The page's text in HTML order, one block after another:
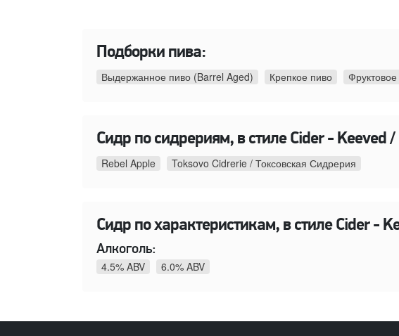
Подборки пива:
Выдержанное пиво (Barrel Aged) Крепкое пиво
Сидр по сидрериям, в стиле Cider - Keeved /
Rebel Apple Toksovo Cidrerie / Токсовская Сидрерия
Сидр по характеристикам, в стиле Cider -
Алкоголь:
4.5% ABV
6.0% ABV